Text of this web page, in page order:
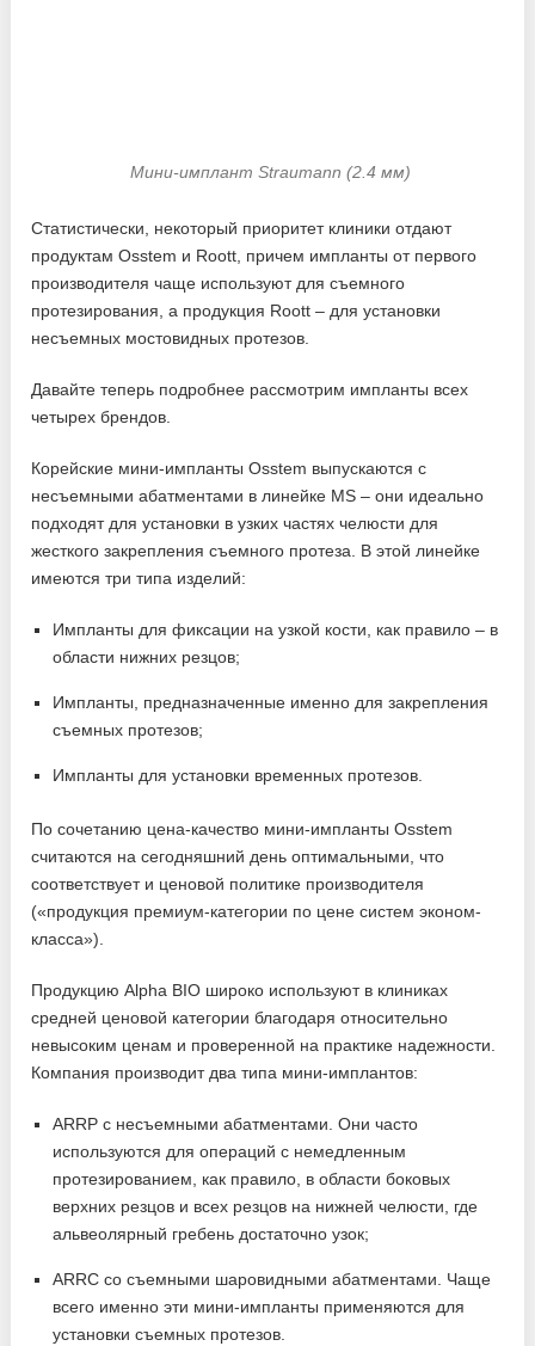
Мини-имплант Straumann (2.4 мм)
Статистически, некоторый приоритет клиники отдают
продуктам Osstem и Roott, причем импланты от первого
производителя чаще используют для съемного
протезирования, а продукция Roott – для установки
несъемных мостовидных протезов.
Давайте теперь подробнее рассмотрим импланты всех
четырех брендов.
Корейские мини-импланты Osstem выпускаются с
несъемными абатментами в линейке MS – они идеально
подходят для установки в узких частях челюсти для
жесткого закрепления съемного протеза. В этой линейке
имеются три типа изделий:
Импланты для фиксации на узкой кости, как правило – в
области нижних резцов;
Импланты, предназначенные именно для закрепления
съемных протезов;
Импланты для установки временных протезов.
По сочетанию цена-качество мини-импланты Osstem
считаются на сегодняшний день оптимальными, что
соответствует и ценовой политике производителя
(«продукция премиум-категории по цене систем эконом-
класса»).
Продукцию Alpha BIO широко используют в клиниках
средней ценовой категории благодаря относительно
невысоким ценам и проверенной на практике надежности.
Компания производит два типа мини-имплантов:
ARRP c несъемными абатментами. Они часто
используются для операций с немедленным
протезированием, как правило, в области боковых
верхних резцов и всех резцов на нижней челюсти, где
альвеолярный гребень достаточно узок;
ARRC со съемными шаровидными абатментами. Чаще
всего именно эти мини-импланты применяются для
установки съемных протезов.